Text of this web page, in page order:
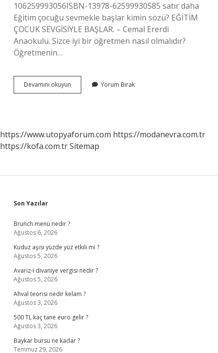
106259993056ISBN-13978-62599930585 satır daha
Eğitim çocuğu sevmekle başlar kimin sözü? EĞİTİM
ÇOCUK SEVGİSİYLE BAŞLAR. – Cemal Ererdi
Anaokulu. Sizce iyi bir öğretmen nasıl olmalıdır?
Öğretmenin…
Devamını okuyun
Kartoğlu
Yorum Bırak
https://www.utopyaforum.com https://modanevra.com.tr
https://kofa.com.trSitemap
Sidebar
Son Yazılar
Brunch menü nedir ?
Ağustos 6, 2026
Kuduz aşısı yüzde yüz etkili mi ?
Ağustos 5, 2026
Avarız-i divaniye vergisi nedir ?
Ağustos 5, 2026
Ahval teorisi nedir kelam ?
Ağustos 3, 2026
500 TL kaç tane euro gelir ?
Ağustos 3, 2026
Baykar bursu ne kadar ?
Temmuz 29, 2026